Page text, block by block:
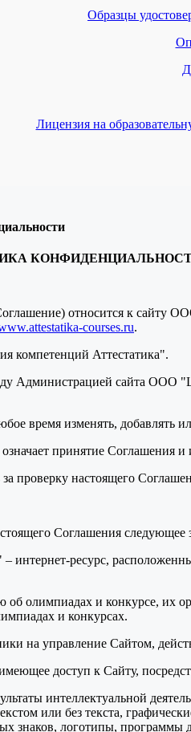
Образцы
Лицензия на
относится к сайту
courses.ru.
компетенций Аттестатика".
Администрацией сайта ООО
время изменять, добавлять
принятие Соглашения
проверку настоящего
Соглашения следующее
интернет-ресурс,
олимпиадах и конкурсе, их
и конкурсах.
на управление Сайтом,
доступ к Сайту,
интеллектуальной
или без текста,
знаков, логотипы,